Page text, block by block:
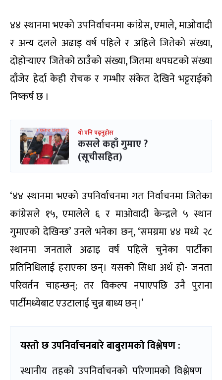
४४ स्थानमा भएको उपनिर्वाचनमा कांग्रेस, एमाले, माओवादी
र अन्य दलले अढाइ वर्ष पहिले र अहिले जितेको संख्या,
दोहोर्‍याएर जितेको ठाउँको संख्या, जितमा थपघटको संख्या
दाँजेर हेर्दा केही रोचक र गम्भीर संकेत देखिने भट्टराईको
निष्कर्ष छ ।
यो पनि पढ्नुहोस
कसले कहाँ गुमाए ?
(सूचीसहित)
‘४४ स्थानमा भएको उपनिर्वाचनमा गत निर्वाचनमा जितेका
कांग्रेसले १५, एमालेले ६ र माओवादी केन्द्रले ५ स्थान
गुमाएको देखिन्छ’ उनले भनेका छन्, ‘समग्रमा ४४ मध्ये २८
स्थानमा जनताले अढाइ वर्ष पहिले चुनेका पार्टीका
प्रतिनिधिलाई हराएका छन्। यसको सिधा अर्थ हो- जनता
परिवर्तन चाहन्छन्; तर विकल्प नपाएपछि उनै पुराना
पार्टीमध्येबाट एउटालाई चुन्न बाध्य छन्।’
यस्तो छ उपनिर्वाचनबारे बाबुरामको विश्लेषण :
स्थानीय तहको उपनिर्वाचनको परिणामको विश्लेषण